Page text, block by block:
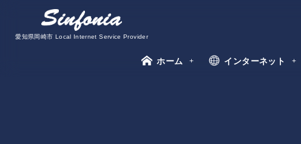
愛知県岡崎市 Local Internet Service Provider
ホーム インターネット